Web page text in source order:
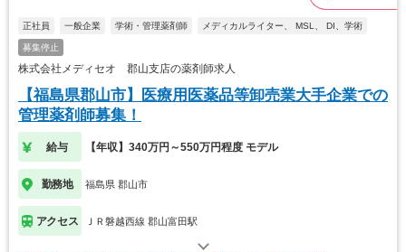
正社員 一般企業 学術・管理薬剤師 メディカルライター、 MSL、 DI、学術
募集停止
株式会社メディセオ 郡山支店の薬剤師求人
【福島県郡山市】医療用医薬品等卸売業大手企業での
管理薬剤師募集！
給与 【年収】340万円～550万円程度 モデル
勤務地 福島県 郡山市
アクセス ＪＲ磐越西線 郡山富田駅